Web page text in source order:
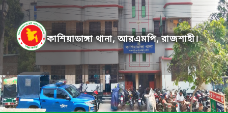
কাশিয়াডাঙ্গা থানা, আরএমপি, রাজশাহী।